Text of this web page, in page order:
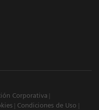
Corporativa
Condiciones de Uso